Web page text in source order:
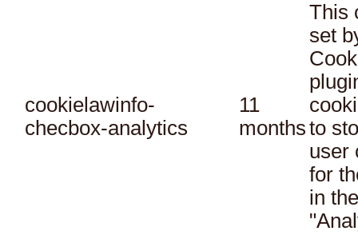
cookielawinfo-
checbox-analytics
11
months
This
set
to
user
for
in